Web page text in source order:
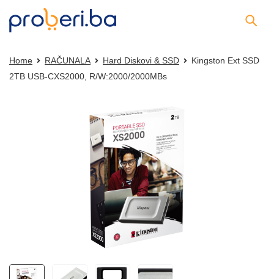
Home RAČUNALA Hard Diskovi & SSD
Kingston Ext SSD
2TB USB-CXS2000, R/W:2000/2000MBs